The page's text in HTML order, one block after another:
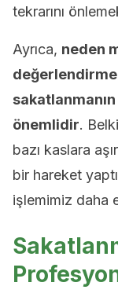
tekrarını
Ayrıca, neden
önemlidir.
bazı kaslara
bir hareket
işlemimiz daha